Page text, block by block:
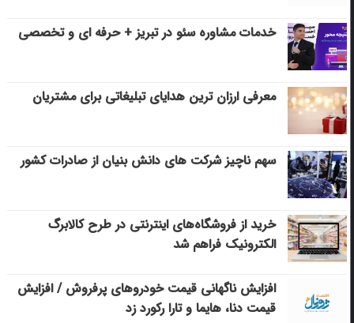
خدمات مشاوره سئو در تبریز + حرفه ای و تخصصی
معرفی ارزان ترین هدایای تبلیغاتی برای مشتریان
سهم ناچیز شرکت های دانش بنیان از صادرات کشور
خرید از فروشگاه‌های اینترنتی در طرح کالابرگ
الکترونیک فراهم شد
افزایش ناگهانی قیمت خودروهای پرفروش / افزایش
قیمت دنا، هایما و تارا رکورد زد